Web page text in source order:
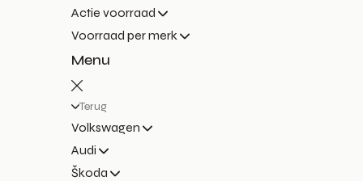
Actie voorraad
Voorraad per merk
Menu
Terug
Volkswagen
Audi
Škoda